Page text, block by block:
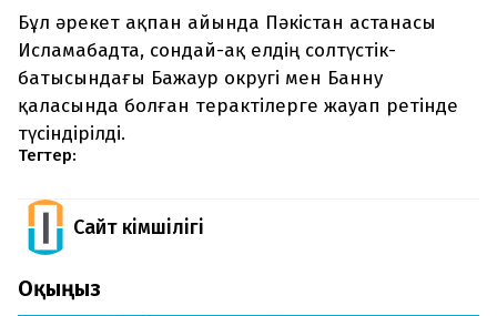
Бұл әрекет ақпан айында Пәкістан астанасы
Исламабадта, сондай-ақ елдің солтүстік-
батысындағы Бажаур округі мен Банну
қаласында болған терактілерге жауап ретінде
түсіндірілді.
Тегтер:
Сайт Әкімшілігі
Оқыңыз